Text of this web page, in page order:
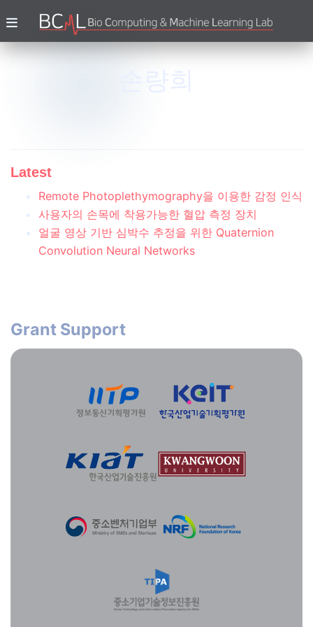
손량희
Latest
Remote Photoplethymography을 이용한 감정 인식
사용자의 손목에 착용가능한 혈압 측정 장치
얼굴 영상 기반 심박수 추정을 위한 Quaternion
Convolution Neural Networks
Grant Support